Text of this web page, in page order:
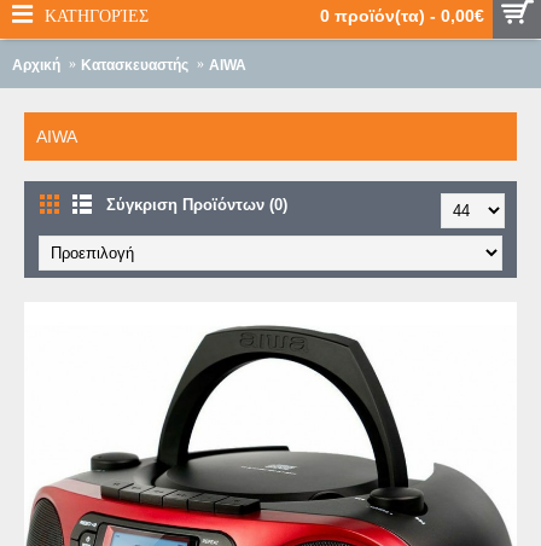
0 προϊόν(τα) - 0,00€
ΚΑΤΗΓΟΡΊΕΣ
Αρχική Κατασκευαστής AIWA
AIWA
Σύγκριση Προϊόντων (0)